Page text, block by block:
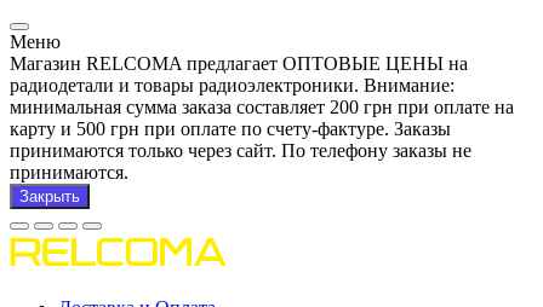
Меню
Магазин RELCOMA предлагает ОПТОВЫЕ ЦЕНЫ на
радиодетали и товары радиоэлектроники. Внимание:
минимальная сумма заказа составляет 200 грн при оплате на
карту и 500 грн при оплате по счету-фактуре. Заказы
принимаются только через сайт. По телефону заказы не
принимаются.
Закрыть